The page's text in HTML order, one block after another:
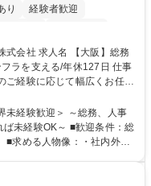
り
経験者歓迎
・社宅あり 食事補助あり
阪】総務
を支える/年休127日 仕事
ご経験に応じて幅広くお任せ
的には事務所勤務ですが、
の日帰り・宿泊を伴う国内
互いに助け合いながら、総
未経験歓迎＞ ～総務、人事
未経験OK～ ■歓迎条件：総